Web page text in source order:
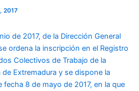
2017
de 2017, de la Dirección General
ordena la inscripción en el Registro
Colectivos de Trabajo de la
Extremadura y se dispone la
fecha 8 de mayo de 2017, en la que